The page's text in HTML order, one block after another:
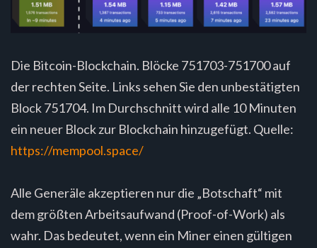
Die Bitcoin-Blockchain. Blöcke 751703-751700 auf
der rechten Seite. Links sehen Sie den unbestätigten
Block 751704. Im Durchschnitt wird alle 10 Minuten
ein neuer Block zur Blockchain hinzugefügt. Quelle:
https://mempool.space/
Alle Generäle akzeptieren nur die „Botschaft“ mit
dem größten Arbeitsaufwand (Proof-of-Work) als
wahr. Das bedeutet, wenn ein Miner einen gültigen